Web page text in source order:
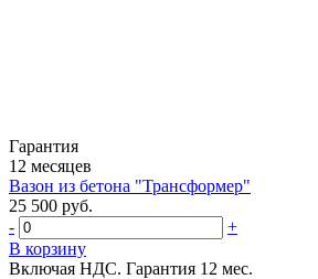
Гарантия
12 месяцев
Вазон из бетона "Трансформер"
25 500 руб.
-
+
В корзину
Включая НДС. Гарантия 12 мес.